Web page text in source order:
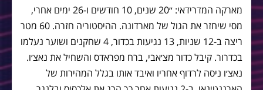
מארקה המדרידאי: ״20 שנים, 10 חודשים ו-26 ימים אחרי,
מסי שיחזר את הגול של מארדונה. ההיסטוריה חזרה. 60 מטר
ריצה ב-12 שניות, 13 נגיעות בכדור, 4 שחקנים ושוער נעלמו
בכדרור. קיבל כדור מצ׳אבי, ברח מפראדס והשחיל את נאצ׳ו.
נאצ׳ו ניסה לרדוף אחריו ואיבד אותו בגלל המהירות של